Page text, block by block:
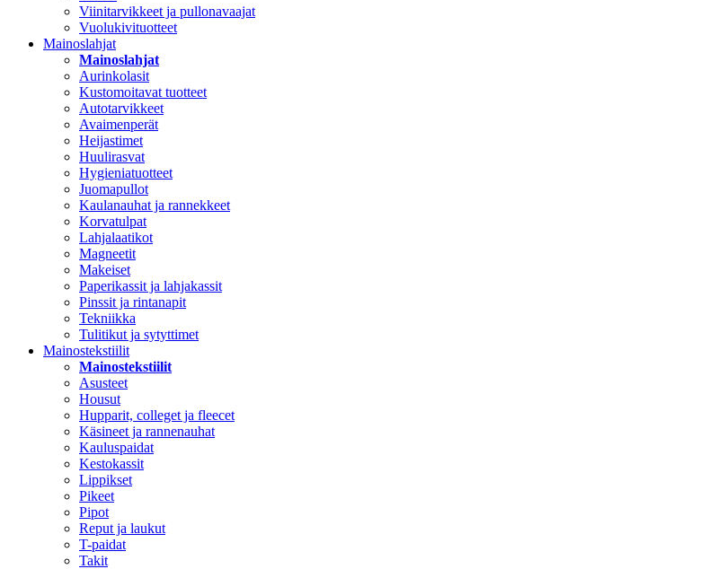
Viinitarvikkeet ja pullonavaajat
Vuolukivituotteet
Mainoslahjat
Mainoslahjat
Aurinkolasit
Kustomoitavat tuotteet
Autotarvikkeet
Avaimenperät
Heijastimet
Huulirasvat
Hygieniatuotteet
Juomapullot
Kaulanauhat ja rannekkeet
Korvatulpat
Lahjalaatikot
Magneetit
Makeiset
Paperikassit ja lahjakassit
Pinssit ja rintanapit
Tekniikka
Tulitikut ja sytyttimet
Mainostekstiilit
Mainostekstiilit
Asusteet
Housut
Hupparit, colleget ja fleecet
Käsineet ja rannenauhat
Kauluspaidat
Kestokassit
Lippikset
Pikeet
Pipot
Reput ja laukut
T-paidat
Takit